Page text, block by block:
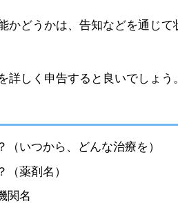
かどうかは、告知などを通じ
詳しく申告すると良いでしょう
（いつから、どんな治療を）
（薬剤名）
関名